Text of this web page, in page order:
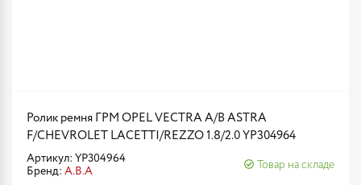
Ролик ремня ГРМ OPEL VECTRA A/B ASTRA
F/CHEVROLET LACETTI/REZZO 1.8/2.0 YP304964
Артикул: YP304964
Бренд: A.B.A
Товар на складе